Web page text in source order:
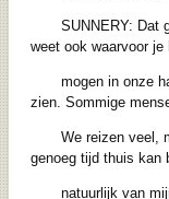
SUNNERY: Dat
weet ook waarvoor
mogen in onze
zien. Sommige
We reizen veel,
genoeg tijd thuis kan
natuurlijk van mijn